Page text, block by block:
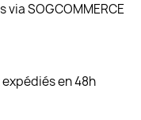
SOGCOMMERCE
en 48h